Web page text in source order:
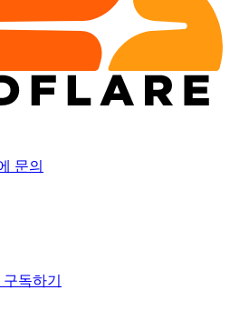
문의
독하기